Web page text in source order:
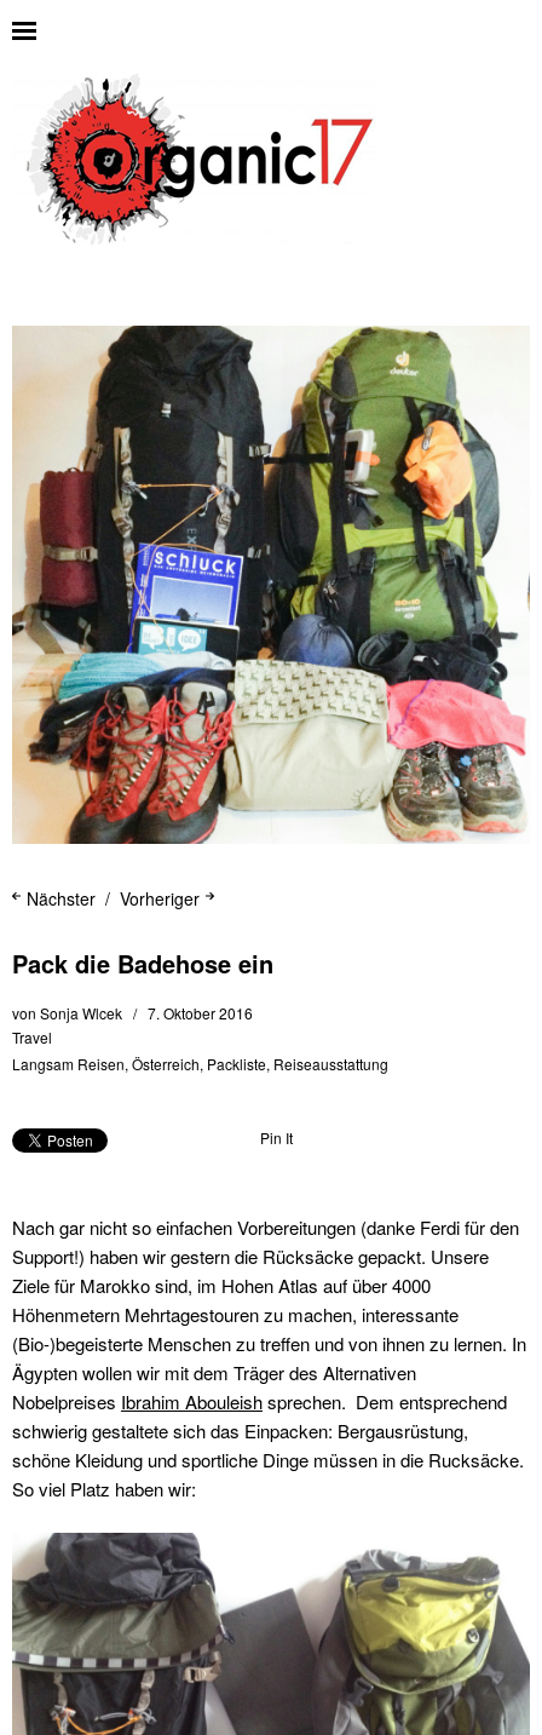
Vorheriger
Nächster
Pack die Badehose ein
von Sonja Wlcek
7. Oktober 2016
Travel
Langsam Reisen, Österreich, Packliste, Reiseausstattung
Pin It
Nach gar nicht so einfachen Vorbereitungen (danke Ferdi für den
Support!) haben wir gestern die Rücksäcke gepackt. Unsere
Ziele für Marokko sind, im Hohen Atlas auf über 4000
Höhenmetern Mehrtagestouren zu machen, interessante
(Bio-)begeisterte Menschen zu treffen und von ihnen zu lernen. In
Ägypten wollen wir mit dem Träger des Alternativen
Nobelpreises Ibrahim Abouleishsprechen. Dem entsprechend
schwierig gestaltete sich das Einpacken: Bergausrüstung,
schöne Kleidung und sportliche Dinge müssen in die Rucksäcke.
So viel Platz haben wir: